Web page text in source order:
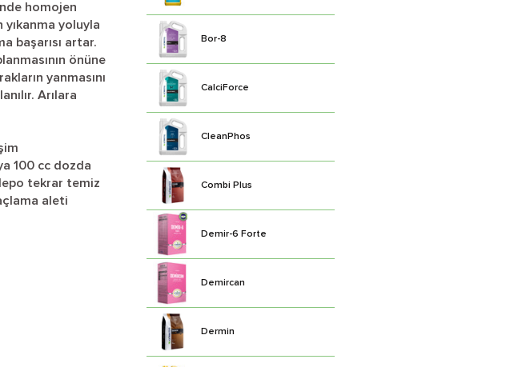
homojen
yıkanma yoluyla
başarısı artar.
önüne
yanmasını
Arılara
100 cc dozda
tekrar temiz
aleti
Bor-8
CalciForce
CleanPhos
Combi Plus
Demir-6 Forte
Demircan
Dermin